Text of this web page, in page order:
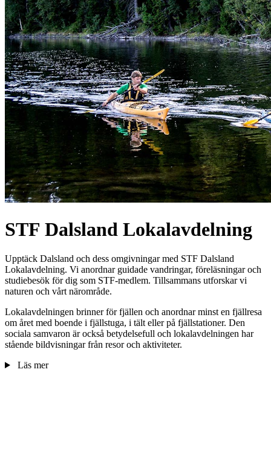
STF Dalsland Lokalavdelning
Upptäck Dalsland och dess omgivningar med STF Dalsland
Lokalavdelning. Vi anordnar guidade vandringar, föreläsningar och
studiebesök för dig som STF-medlem. Tillsammans utforskar vi
naturen och vårt närområde.
Lokalavdelningen brinner för fjällen och anordnar minst en fjällresa
om året med boende i fjällstuga, i tält eller på fjällstationer. Den
sociala samvaron är också betydelsefull och lokalavdelningen har
stående bildvisningar från resor och aktiviteter.
Läs mer